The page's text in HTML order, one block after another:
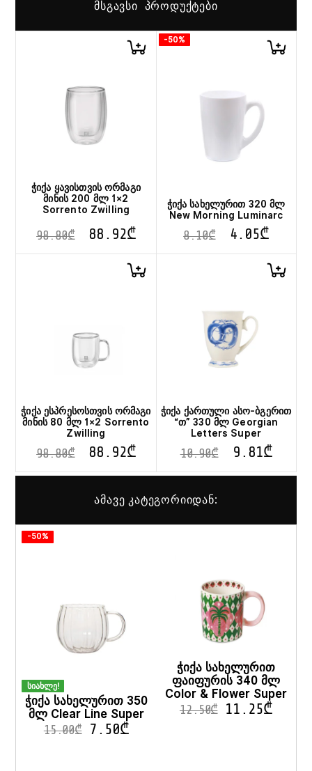
ᲛᲡᲒᲐᲕᲡᲘ ᲞᲠᲝᲓᲣᲥᲢᲔᲑᲘ
ჭიქა ყავისთვის ორმაგი
მინის 200 მლ 1×2
Sorrento Zwilling
98.80₾ 88.92₾
-50%
ჭიქა სახელურით 320 მლ
New Morning Luminarc
8.10₾ 4.05₾
ჭიქა ესპრესოსთვის ორმაგი
მინის 80 მლ 1×2 Sorrento
Zwilling
98.80₾ 88.92₾
ჭიქა ქართული ასო-ბგერით
“თ” 330 მლ Georgian
Letters Super
10.90₾ 9.81₾
ამავე კატეგორიიდან:
-50%
სიახლე!
ჭიქა სახელურით 350
მლ Clear Line Super
15.00₾ 7.50₾
ჭიქა სახელურით
ფაიფურის 340 მლ
Color & Flower Super
12.50₾ 11.25₾